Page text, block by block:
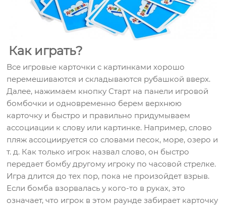
Как играть?
Все игровые карточки с картинками хорошо
перемешиваются и складываются рубашкой вверх.
Далее, нажимаем кнопку Старт на панели игровой
бомбочки и одновременно берем верхнюю
карточку и быстро и правильно придумываем
ассоциации к слову или картинке. Например, слово
пляж ассоциируется со словами песок, море, озеро и
т. д. Как только игрок назвал слово, он быстро
передает бомбу другому игроку по часовой стрелке.
Игра длится до тех пор, пока не произойдет взрыв.
Если бомба взорвалась у кого-то в руках, это
означает, что игрок в этом раунде забирает карточку